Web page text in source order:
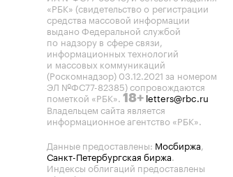
«РБК» (свидетельство о регистрации
средства массовой информации
выдано Федеральной службой
по надзору в сфере связи,
информационных технологий
и массовых коммуникаций
(Роскомнадзор) 03.12.2021 за номером
ЭЛ №ФС77-82385) сопровождаются
пометкой «РБК». 18+ letters@rbc.ru
Владельцем сайта является
информационное агентство «РБК».
Данные предоставлены: Мосбиржа,
Санкт-Петербургская биржа.
Индексы облигаций предоставлены